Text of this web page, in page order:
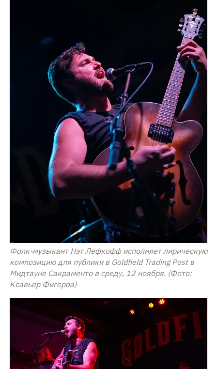
Фолк-музыкант Нэт Лефкофф исполняет лирическую
композицию для публики в Goldfield Trading Post в
Мидтауне Сакраменто в среду, 12 ноября. (Фото:
Ксавьер Фигероа)